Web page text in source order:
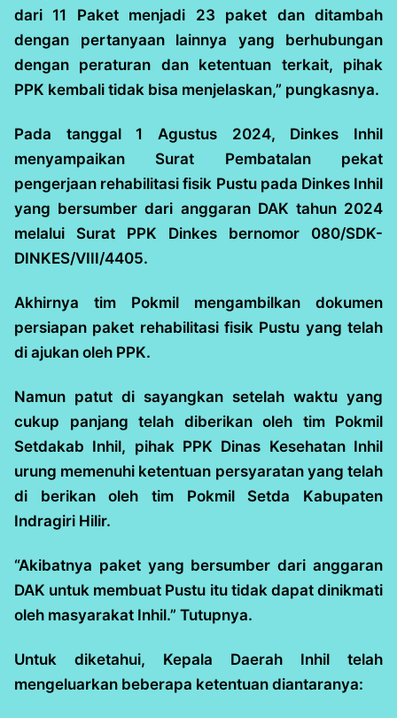
dari 11 Paket menjadi 23 paket dan ditambah
dengan pertanyaan lainnya yang berhubungan
dengan peraturan dan ketentuan terkait, pihak
PPK kembali tidak bisa menjelaskan,” pungkasnya.
Pada tanggal 1 Agustus 2024, Dinkes Inhil
menyampaikan Surat Pembatalan pekat
pengerjaan rehabilitasi fisik Pustu pada Dinkes Inhil
yang bersumber dari anggaran DAK tahun 2024
melalui Surat PPK Dinkes bernomor 080/SDK-
DINKES/VIII/4405.
Akhirnya tim Pokmil mengambilkan dokumen
persiapan paket rehabilitasi fisik Pustu yang telah
di ajukan oleh PPK.
Namun patut di sayangkan setelah waktu yang
cukup panjang telah diberikan oleh tim Pokmil
Setdakab Inhil, pihak PPK Dinas Kesehatan Inhil
urung memenuhi ketentuan persyaratan yang telah
di berikan oleh tim Pokmil Setda Kabupaten
Indragiri Hilir.
“Akibatnya paket yang bersumber dari anggaran
DAK untuk membuat Pustu itu tidak dapat dinikmati
oleh masyarakat Inhil.” Tutupnya.
Untuk diketahui, Kepala Daerah Inhil telah
mengeluarkan beberapa ketentuan diantaranya: